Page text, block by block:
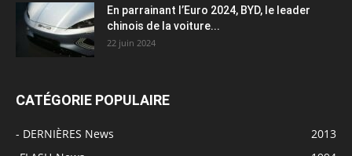
En parrainant l’Euro 2024, BYD, le leader
chinois de la voiture...
22 juin 2024
CATÉGORIE POPULAIRE
- DERNIÈRES News
2013